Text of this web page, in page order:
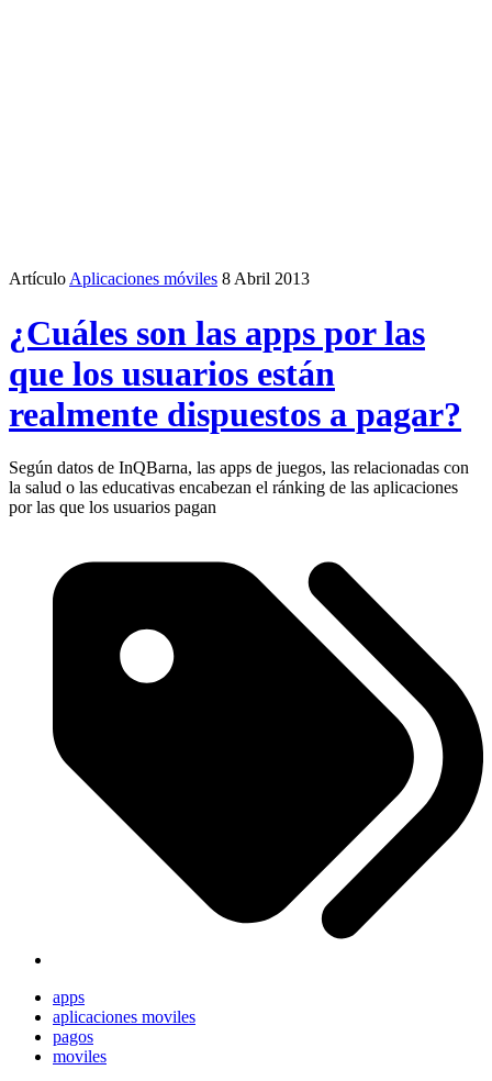
Artículo Aplicaciones móviles 8 Abril 2013
¿Cuáles son las apps por las
que los usuarios están
realmente dispuestos a pagar?
Según datos de InQBarna, las apps de juegos, las relacionadas con
la salud o las educativas encabezan el ránking de las aplicaciones
por las que los usuarios pagan
apps
aplicaciones moviles
pagos
moviles